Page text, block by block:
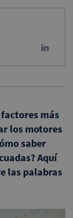
más
los motores
saber
Aquí
las palabras